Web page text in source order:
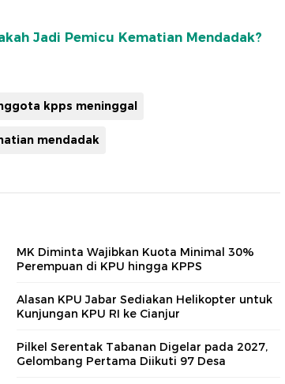
Jadi Pemicu Kematian Mendadak?
kpps meninggal
mendadak
MK Diminta Wajibkan Kuota Minimal 30%
Perempuan di KPU hingga KPPS
Alasan KPU Jabar Sediakan Helikopter untuk
Kunjungan KPU RI ke Cianjur
Pilkel Serentak Tabanan Digelar pada 2027,
Gelombang Pertama Diikuti 97 Desa